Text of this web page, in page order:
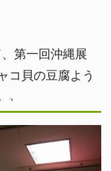
第一回沖縄展
コ貝の豆腐よう